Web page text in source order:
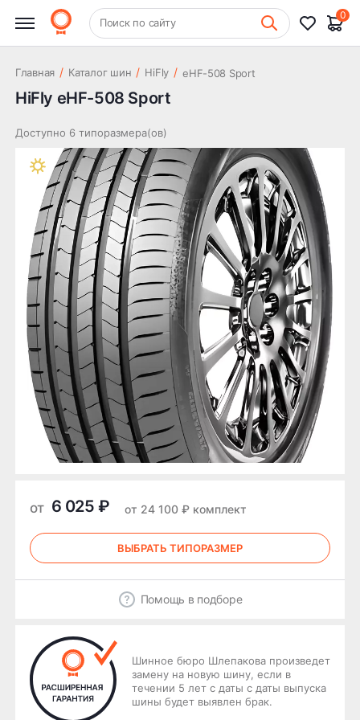
+7 (831) 261-35-35 Шиномонтаж
Поиск по сайту
0
Главная / Каталог шин / HiFly / eHF-508 Sport
HiFly eHF-508 Sport
Доступно 6 типоразмера(ов)
от 6 025 ₽ от 24 100 ₽ комплект
ВЫБРАТЬ ТИПОРАЗМЕР
Помощь в подборе
Шинное бюро Шлепакова произведет
замену на новую шину, если в
течении 5 лет с даты с даты выпуска
шины будет выявлен брак.